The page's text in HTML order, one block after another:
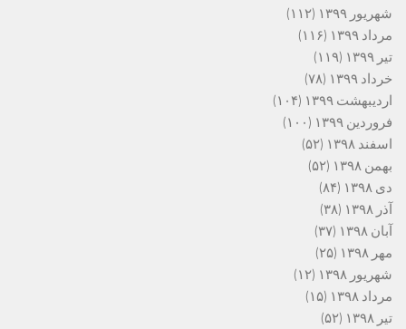
شهریور ۱۳۹۹
(۱۱۲)
مرداد ۱۳۹۹
(۱۱۶)
تیر ۱۳۹۹
(۱۱۹)
خرداد ۱۳۹۹
(۷۸)
اردیبهشت ۱۳۹۹
(۱۰۴)
فروردین ۱۳۹۹
(۱۰۰)
اسفند ۱۳۹۸
(۵۲)
بهمن ۱۳۹۸
(۵۲)
دی ۱۳۹۸
(۸۴)
آذر ۱۳۹۸
(۳۸)
آبان ۱۳۹۸
(۳۷)
مهر ۱۳۹۸
(۲۵)
شهریور ۱۳۹۸
(۱۲)
مرداد ۱۳۹۸
(۱۵)
تیر ۱۳۹۸
(۵۲)